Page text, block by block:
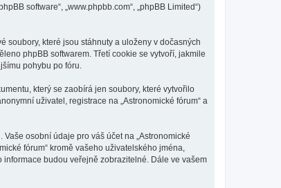
software“, „www.phpbb.com“, „phpBB Limited“)
soubory, které jsou stáhnuty a uloženy v dočasných
phpBB softwarem. Třetí cookie se vytvoří, jakmile
pohybu po fóru.
který se zaobírá jen soubory, které vytvořilo
uživatel, registrace na „Astronomické fórum“ a
osobní údaje pro váš účet na „Astronomické
fórum“ kromě vašeho uživatelského jména,
budou veřejně zobrazitelné. Dále ve vašem